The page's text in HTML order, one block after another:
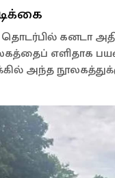
கனடா
எளிதாக
அந்த